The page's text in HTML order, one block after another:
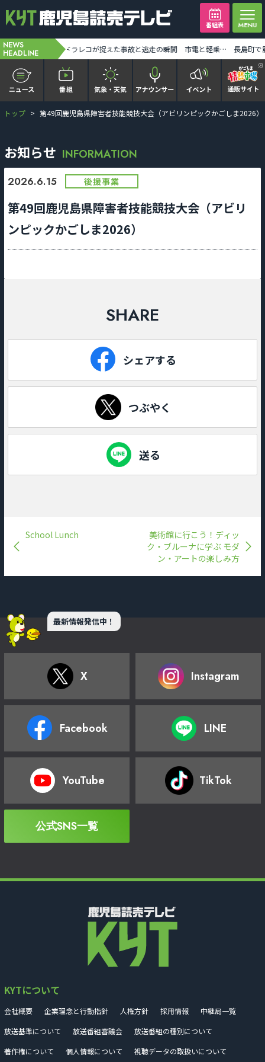
番組表
NEWS
HEADLINE 【衝撃】ドラレコが捉えた事故と逃走の瞬間 市電と軽乗用車が衝突 直後に3人が逃走 [2026-08-05 19:35:00]
かごピタ FAMILIAR
KYT news every かごしま
かごしまソロ活
It推しTV
番組表を見る
トップ 第49回鹿児島県障害者技能競技大会（アビリンピックかごしま2026）
お知らせ INFORMATION
2026.6.15 後援事業
第49回鹿児島県障害者技能競技大会（アビリ
ンピックかごしま2026）
SHARE
シェアする
つぶやく
送る
School Lunch
美術館に行こう！ディッ
ク・ブルーナに学ぶ モダ
ン・アートの楽しみ方
最新情報発信中！
X Instagram
Facebook LINE
YouTube TikTok
公式SNS一覧
KYTについて
会社概要 企業理念と行動指針 人権方針 採用情報
中継局一覧
放送基準について
放送番組審議会
放送番組の種別について
著作権について
個人情報について 視聴データの取扱いについて